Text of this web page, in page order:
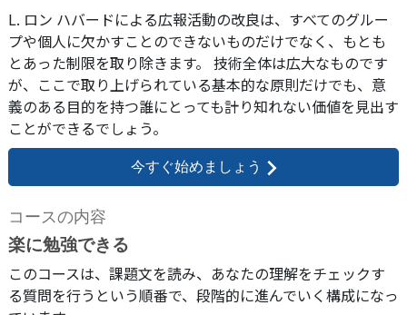
L. ロン ハバードによる広報活動の改良は、すべてのグルー
プや個人に欠かすことのできないものだけでなく、もとも
とあった制限を取り除きます。 技術全体は広大なものです
が、ここで取り上げられている基本的な原則だけでも、意
義のある目的を持つ誰にとっても計り知れない価値を見出す
ことができるでしょう。
今すぐ始めましょう
コースの内容
楽に勉強できる
このコースは、課題文を読み、あなたの理解をチェックす
る質問を行うという順番で、段階的に進んでいく構成になっ